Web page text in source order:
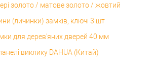
золото / матове золото / жовтий
(личинки) замків, ключі 3 шт
для дерев'яних дверей 40 мм
виклику DAHUA (Китай)